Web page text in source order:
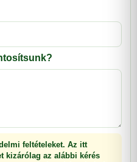
feltételeket. Az itt
kizárólag az alábbi kérés